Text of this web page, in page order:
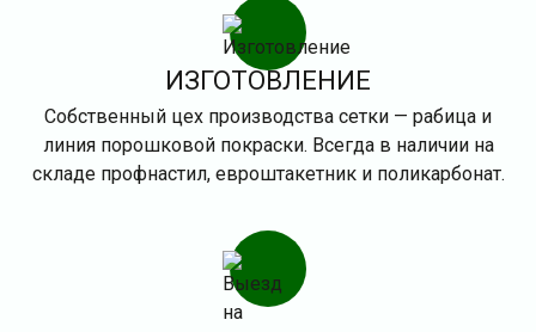
ИЗГОТОВЛЕНИЕ
Собственный цех производства сетки — рабица и
линия порошковой покраски. Всегда в наличии на
складе профнастил, евроштакетник и поликарбонат.